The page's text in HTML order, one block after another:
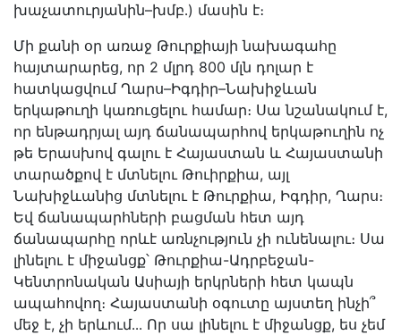
խաչատուրյանին–խմբ․) մասին է։
Մի քանի օր առաջ Թուրքիայի նախագահը
հայտարարեց, որ 2 մլրդ 800 մլն դոլար է
հատկացվում Ղարս–Իգդիր–Նախիջևան
երկաթուղի կառուցելու համար։ Սա նշանակում է,
որ ենթադրյալ այդ ճանապարհով երկաթուղին ոչ
թե Երասխով գալու է Հայաստան և Հայաստանի
տարածքով է մտնելու Թուիրքիա, այլ
Նախիջևանից մտնելու է Թուրքիա, Իգդիր, Ղարս։
Եվ ճանապարհների բացման հետ այդ
ճանապարհը որևէ առնչություն չի ունենալու։ Սա
լինելու է միջանցք՝ Թուրքիա-Ադրբեջան-
Կենտրոնական Ասիայի երկրների հետ կապն
ապահովող։ Հայաստանի օգուտը այստեղ ինչի՞
մեջ է, չի երևում․․․ Որ սա լինելու է միջանցք, ես չեմ